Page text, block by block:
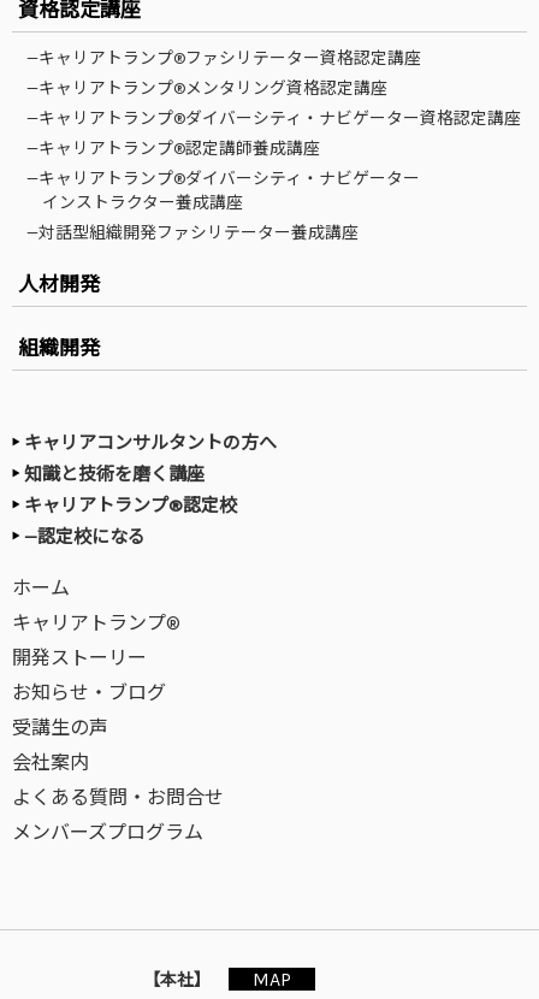
資格認定講座
—キャリアトランプ®ファシリテーター資格認定講座
—キャリアトランプ®メンタリング資格認定講座
—キャリアトランプ®ダイバーシティ・ナビゲーター資格認定講座
—キャリアトランプ®認定講師養成講座
—キャリアトランプ®ダイバーシティ・ナビゲーター
インストラクター養成講座
—対話型組織開発ファシリテーター養成講座
人材開発
組織開発
キャリアコンサルタントの方へ
知識と技術を磨く講座
キャリアトランプ®認定校
—認定校になる
ホーム
キャリアトランプ®
開発ストーリー
お知らせ・ブログ
受講生の声
会社案内
よくある質問・お問合せ
メンバーズプログラム
【本社】 MAP